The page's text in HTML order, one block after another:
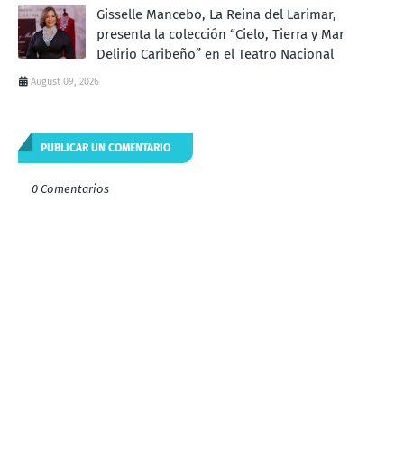
Gisselle Mancebo, La Reina del Larimar,
presenta la colección “Cielo, Tierra y Mar
Delirio Caribeño” en el Teatro Nacional
August 09, 2026
PUBLICAR UN COMENTARIO
0 Comentarios